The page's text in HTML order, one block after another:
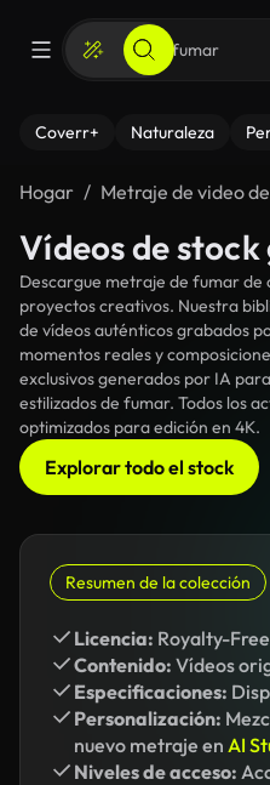
Coverr+ Naturaleza
Hogar Metraje de video
Vídeos de
Descargue metraje de fumar
proyectos creativos. Nuestra
de vídeos auténticos grabados
momentos reales y
exclusivos generados por IA
estilizados de fumar. Todos los
optimizados para edición en 4K.
Explorar todo el stock
Resumen de la colección
Licencia: Royalty-
Contenido: Vídeos
Especificaciones:
Personalización:
nuevo metraje en AI
Niveles de acceso: